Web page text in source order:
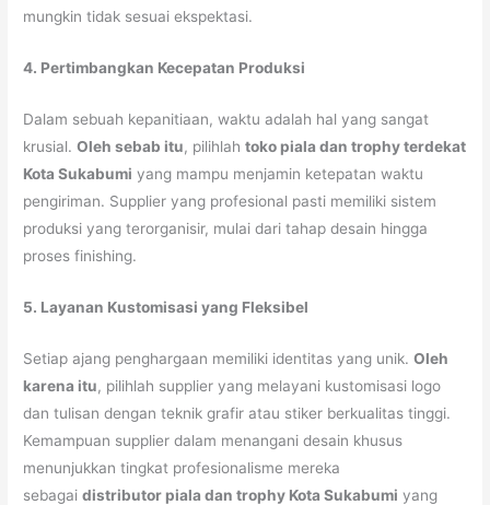
mungkin tidak sesuai ekspektasi.
4. Pertimbangkan Kecepatan Produksi
Dalam sebuah kepanitiaan, waktu adalah hal yang sangat
krusial.Oleh sebab itu, pilihlahtoko piala dan trophy terdekat
Kota Sukabumi yang mampu menjamin ketepatan waktu
pengiriman. Supplier yang profesional pasti memiliki sistem
produksi yang terorganisir, mulai dari tahap desain hingga
proses finishing.
5. Layanan Kustomisasi yang Fleksibel
Setiap ajang penghargaan memiliki identitas yang unik.Oleh
karena itu, pilihlah supplier yang melayani kustomisasi logo
dan tulisan dengan teknik grafir atau stiker berkualitas tinggi.
Kemampuan supplier dalam menangani desain khusus
menunjukkan tingkat profesionalisme mereka
sebagaidistributor piala dan trophy Kota Sukabumi yang